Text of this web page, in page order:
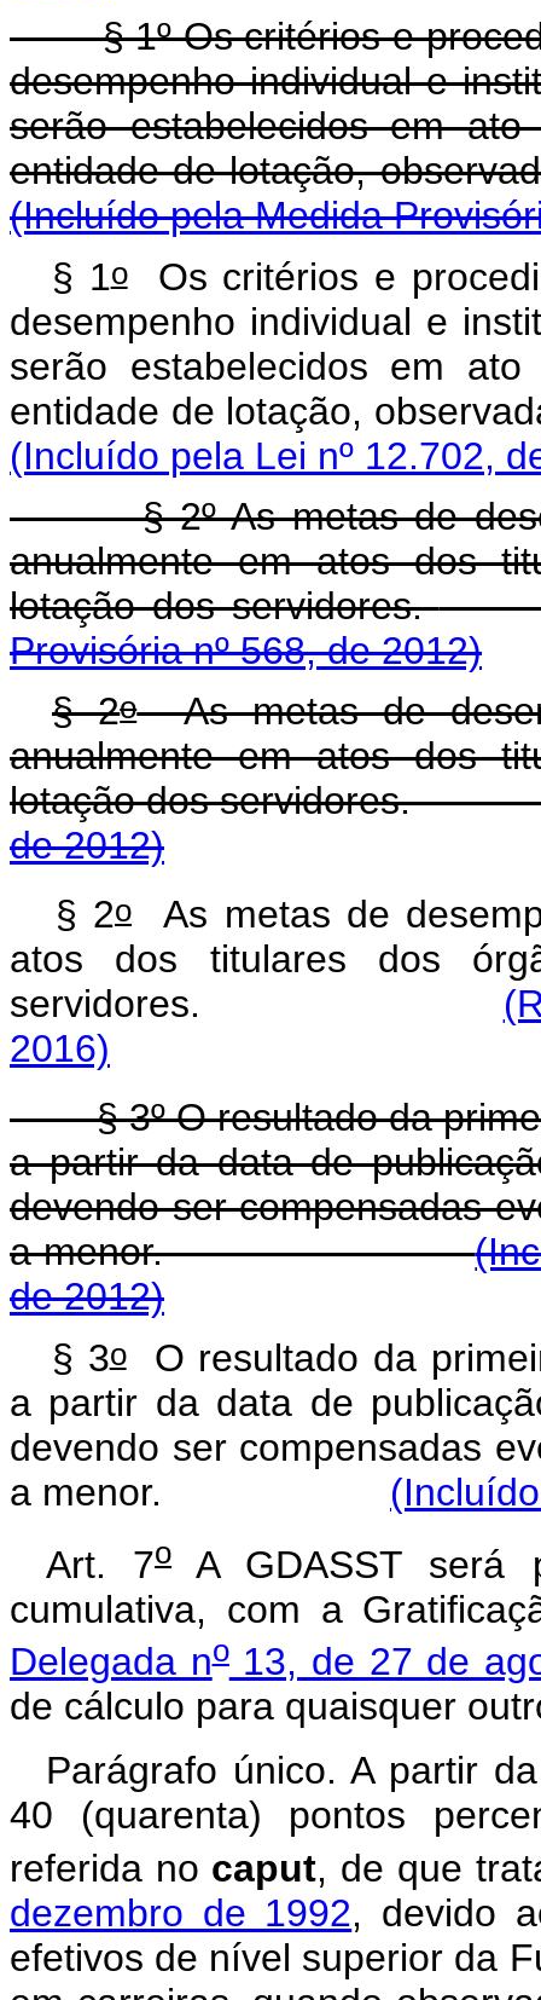
§ 1º Os critérios e
desempenho individual e
serão estabelecidos em
entidade de lotação,
(Incluído pela Medida
§ 1oOs critérios e
desempenho individual e
serão estabelecidos em
entidade de lotação,
(Incluído pela Lei nº 12.702,
§ 2º As metas de
anualmente em atos dos
lotação dos servidores.
Provisória nº 568, de 2012)
§ 2oAs metas de
anualmente em atos dos
lotação dos
de 2012)
§ 2o
As metas de
atos dos titulares dos
servidores.
2016)
§ 3º O resultado da
a partir da data de
devendo ser compensadas
a menor.
de 2012)
§ 3oO resultado da
a partir da data de
devendo ser compensadas
a menor.
Art. 7oA GDASST será
cumulativa, com a
Delegada no13, de 27 de
de cálculo para quaisquer
Parágrafo único. A partir
40 (quarenta) pontos
referida no caput, de que
dezembro de 1992, devido
efetivos de nível superior da